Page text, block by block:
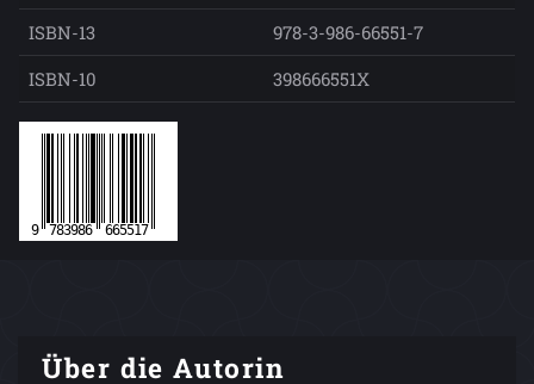
ISBN-13
978-3-986-66551-7
ISBN-10
398666551X
Über die Autorin